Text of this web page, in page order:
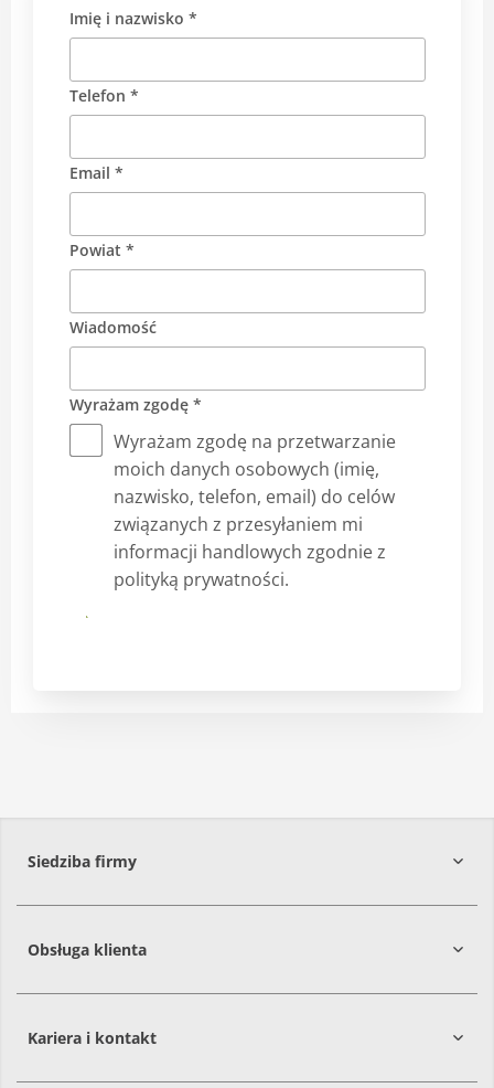
Imię i nazwisko *
Telefon *
Email *
Powiat *
Wiadomość
Wyrażam zgodę *
Wyrażam zgodę na przetwarzanie
moich danych osobowych (imię,
nazwisko, telefon, email) do celów
związanych z przesyłaniem mi
informacji handlowych zgodnie z
polityką prywatności.
Submit
Siedziba firmy
Obsługa klienta
Kariera i kontakt